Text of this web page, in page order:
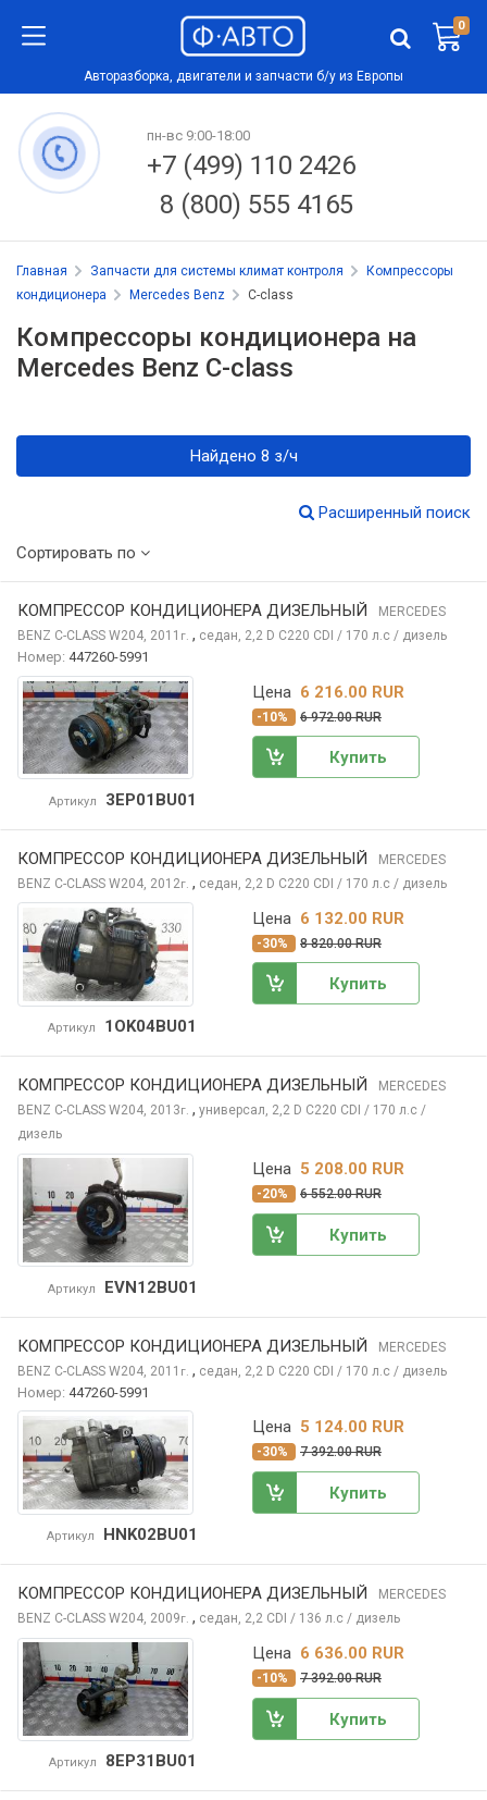
0
Авторазборка, двигатели и запчасти б/у из Европы
пн-вс 9:00-18:00
+7 (499) 110 2426
8 (800) 555 4165
Главная Запчасти для системы климат контроля
Компрессоры
кондиционера
Mercedes Benz C-class
Компрессоры кондиционера на
Mercedes Benz C-class
Найдено 8 з/ч
Расширенный поиск
Сортировать по
КОМПРЕССОР КОНДИЦИОНЕРА ДИЗЕЛЬНЫЙ
MERCEDES
BENZ C-CLASS W204, 2011 г. , седан, 2,2 D C220 CDI / 170 л.с / дизель
Номер: 447260-5991
Артикул 3EP01BU01
Цена 6 216.00 RUR
-10% 6 972.00 RUR
Купить
КОМПРЕССОР КОНДИЦИОНЕРА ДИЗЕЛЬНЫЙ
MERCEDES
BENZ C-CLASS W204, 2012г. , седан, 2,2 D C220 CDI / 170 л.с / дизель
Артикул 1OK04BU01
Цена 6 132.00 RUR
-30% 8 820.00 RUR
Купить
КОМПРЕССОР КОНДИЦИОНЕРА ДИЗЕЛЬНЫЙ
MERCEDES
BENZ C-CLASS W204, 2013г. , универсал, 2,2 D C220 CDI / 170 л.с /
дизель
Артикул EVN12BU01
Цена 5 208.00 RUR
-20% 6 552.00 RUR
Купить
КОМПРЕССОР КОНДИЦИОНЕРА ДИЗЕЛЬНЫЙ
MERCEDES
BENZ C-CLASS W204, 2011 г. , седан, 2,2 D C220 CDI / 170 л.с / дизель
Номер: 447260-5991
Артикул HNK02BU01
Цена 5 124.00 RUR
-30% 7 392.00 RUR
Купить
КОМПРЕССОР КОНДИЦИОНЕРА ДИЗЕЛЬНЫЙ
MERCEDES
BENZ C-CLASS W204, 2009г. , седан, 2,2 CDI / 136 л.с / дизель
Артикул 8EP31BU01
Цена 6 636.00 RUR
-10% 7 392.00 RUR
Купить